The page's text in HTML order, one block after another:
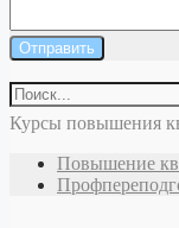
Отправить
Курсы повышения
Повышение